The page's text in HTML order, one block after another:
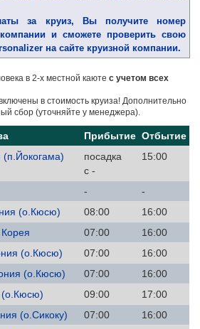
за круиз, Вы получите номер
и сможете проверить свою
на сайте круизной компании.
в 2-х местной каюте с учетом всех
в стоимость круиза! Дополнительно
сбор (уточняйте у менеджера).
Прибытие Отбытие
посадка
с -
15:00
-
-
(о.Кюсю) 08:00
16:00
07:00
16:00
(о.Кюсю) 07:00
16:00
(о.Кюсю) 07:00
16:00
09:00
17:00
(о.Сикоку) 07:00
16:00